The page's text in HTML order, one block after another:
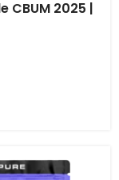
CBUM 2025 |